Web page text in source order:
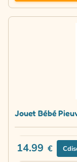
Jouet Bébé
14.99 €